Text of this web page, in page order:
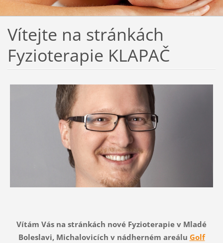
Vítejte na stránkách
Fyzioterapie KLAPAČ
Vítám Vás na stránkách nové Fyzioterapie v Mladé
Boleslavi, Michalovicích v nádherném areálu Golf